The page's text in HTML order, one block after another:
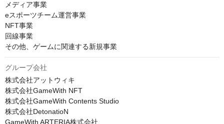
メディア事業
eスポーツチーム運営事業
NFT事業
回線事業
その他、ゲームに関連する新規事業
グループ会社
株式会社アットウィキ
株式会社GameWith NFT
株式会社GameWith Contents Studio
株式会社DetonatioN
GameWith ARTERIA株式会社